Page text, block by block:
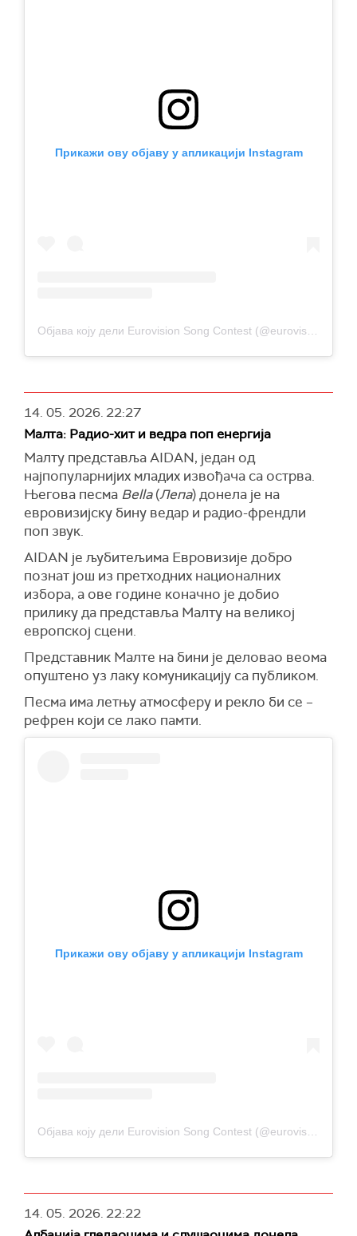
Прикажи ову објаву у апликацији Instagram
14. 05. 2026.22:27
Малта: Радио-хит и ведра поп енергија
Малту представља AIDAN, један од
најпопуларнијих младих извођача са острва.
Његова песма Bella(Лепа) донела је на
евровизијску бину ведар и радио-френдли
поп звук.
AIDAN је љубитељима Евровизије добро
познат још из претходних националних
избора, а ове године коначно је добио
прилику да представља Малту на великој
европској сцени.
Представник Малте на бини је деловао веома
опуштено уз лаку комуникацију са публиком.
Песма има летњу атмосферу и рекло би се –
рефрен који се лако памти.
Прикажи ову објаву у апликацији Instagram
14. 05. 2026.22:22